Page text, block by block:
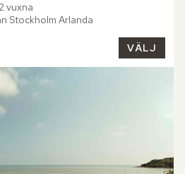
vuxna
Stockholm Arlanda
VÄLJ